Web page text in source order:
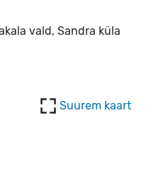
vald, Sandra küla
Suurem kaart